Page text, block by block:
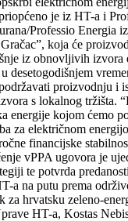
je iz HT-a i
Professio Energia
koja će
iz obnovljivih izvora
desetogodišnjem
proizvodnju i
s lokalnog tržišta.
energije kojom ćemo
za električnom
financijske
vPPA ugovora je
te potvrda
a na putu prema
za hrvatsku zeleno-
HT-a, Kostas